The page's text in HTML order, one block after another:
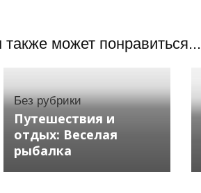
может понравиться...
Без рубрики
Путешествия и
отдых: Веселая
рыбалка